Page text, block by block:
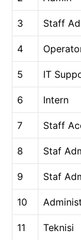
3 Staff
4
5 IT
6 Intern
7 Staff
8 Staf
9 Staf
10
11 Teknisi